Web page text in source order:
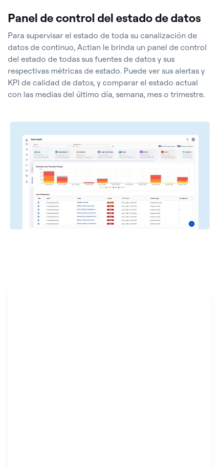
Panel de control del estado de datos
Para supervisar el estado de toda su canalización de
datos de continuo, Actian le brinda un panel de control
del estado de todas sus fuentes de datos y sus
respectivas métricas de estado. Puede ver sus alertas y
KPI de calidad de datos, y comparar el estado actual
con las medias del último día, semana, mes o trimestre.